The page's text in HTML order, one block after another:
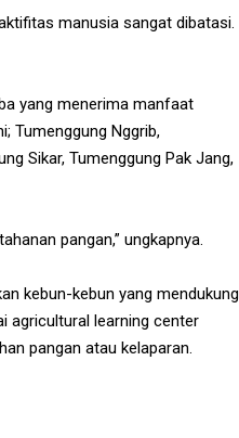
manusia sangat dibatasi.
yang menerima manfaat
Tumenggung Nggrib,
Sikar, Tumenggung Pak Jang,
pangan,” ungkapnya.
kebun-kebun yang mendukung
agricultural learning center
pangan atau kelaparan.